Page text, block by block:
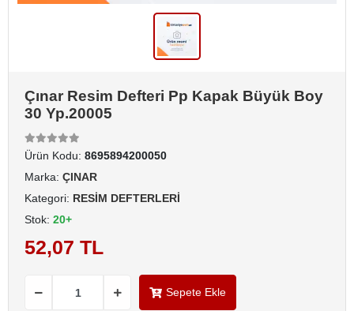
Çınar Resim Defteri Pp Kapak Büyük Boy
30 Yp.20005
Ürün Kodu: 8695894200050
Marka: ÇINAR
Kategori: RESİM DEFTERLERİ
Stok: 20+
52,07 TL
Sepete Ekle